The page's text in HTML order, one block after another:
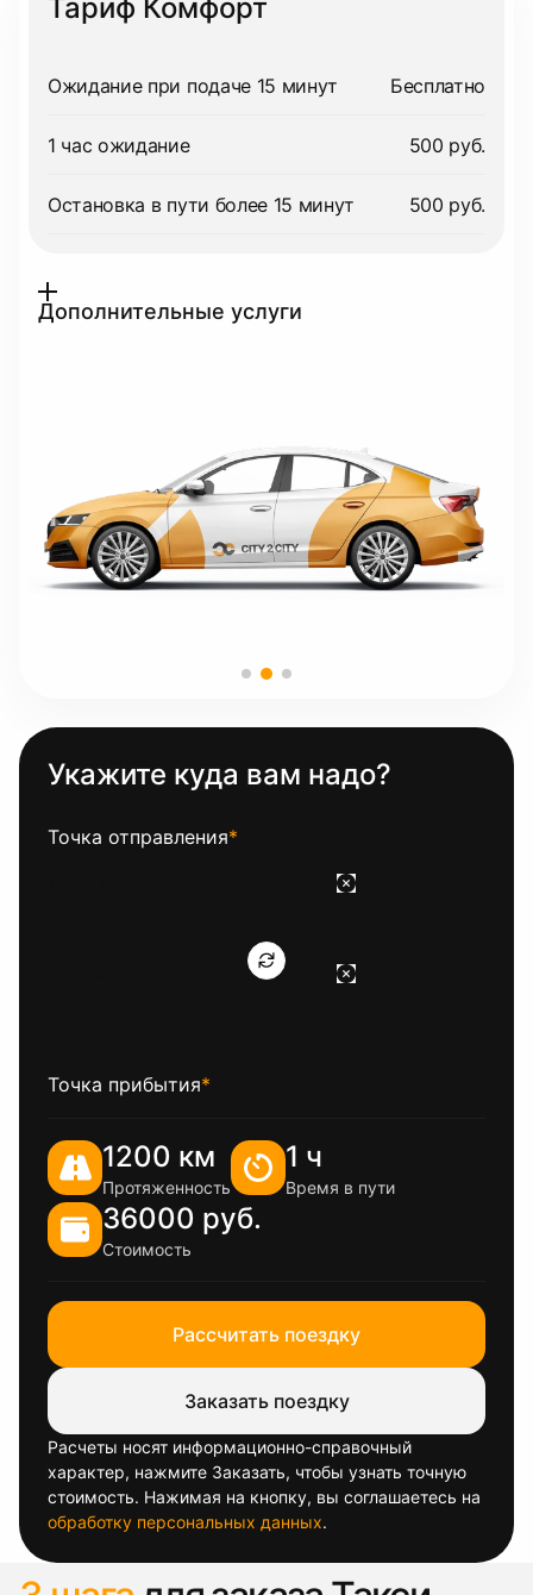
Тариф Комфорт
Ожидание при подаче 15 минут Бесплатно
1 час ожидание 500 руб.
Остановка в пути более 15 минут 500 руб.
Дополнительные услуги
Укажите куда вам надо?
Точка отправления*
Точка прибытия*
1200 км
Протяженность
1 ч
Время в пути
36000 руб.
Стоимость
Рассчитать поездку
Заказать поездку
Расчеты носят информационно-справочный
характер, нажмите Заказать, чтобы узнать точную
стоимость. Нажимая на кнопку, вы соглашаетесь на
обработку персональных данных.